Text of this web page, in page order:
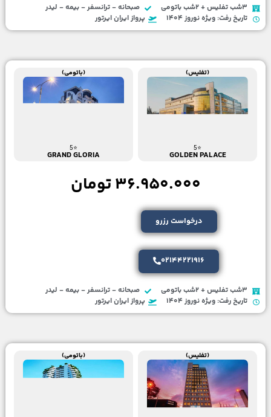
3شب تفلیس + 2شب باتومی
صبحانه - ترانسفر - بیمه - لیدر
تاریخ رفت: ویژه نوروز 1404
پرواز ایران ایرتور
(تفلیس)
⭐5
GOLDEN PALACE
(باتومی)
⭐5
GRAND GLORIA
36.950.000 تومان
درخواست رزرو
02144221916
3شب تفلیس + 2شب باتومی
صبحانه - ترانسفر - بیمه - لیدر
تاریخ رفت: ویژه نوروز 1404
پرواز ایران ایرتور
(تفلیس) (باتومی)